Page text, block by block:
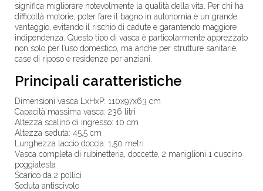
significa migliorare notevolmente la qualità della vita. Per chi ha
difficoltà motorie, poter fare il bagno in autonomia è un grande
vantaggio, evitando il rischio di cadute e garantendo maggiore
indipendenza. Questo tipo di vasca è particolarmente apprezzato
non solo per l’uso domestico, ma anche per strutture sanitarie,
case di riposo e residenze per anziani.
Principali caratteristiche
Dimensioni vasca LxHxP: 110x97x63 cm
Capacità massima vasca: 236 litri
Altezza scalino di ingresso: 10 cm
Altezza seduta: 45,5 cm
Lunghezza laccio doccia: 1,50 metri
Vasca completa di rubinetteria, doccette, 2 maniglioni 1 cuscino
poggiatesta
Scarico da 2 pollici
Seduta antiscivolo